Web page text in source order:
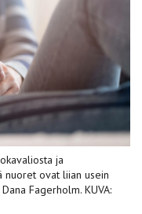
ja
nuoret ovat liian usein
Fagerholm. KUVA: